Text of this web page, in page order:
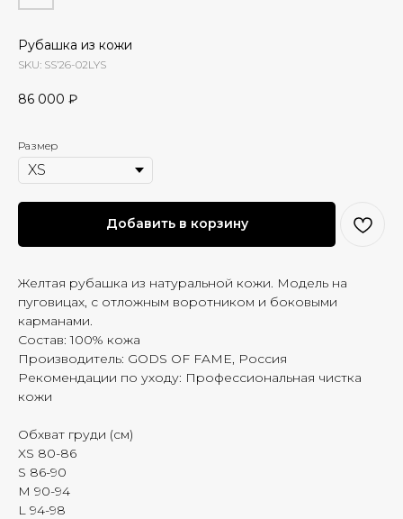
Рубашка из кожи
SKU: SS’26-02LYS
86 000 ₽
Размер
Добавить в корзину
Желтая рубашка из натуральной кожи. Модель на
пуговицах, с отложным воротником и боковыми
карманами.
Состав: 100% кожа
Производитель: GODS OF FAME, Россия
Рекомендации по уходу: Профессиональная чистка
кожи
Обхват груди (см)
XS 80-86
S 86-90
M 90-94
L 94-98